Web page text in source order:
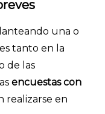
una o
tanto en la
de las
encuestas con
realizarse en